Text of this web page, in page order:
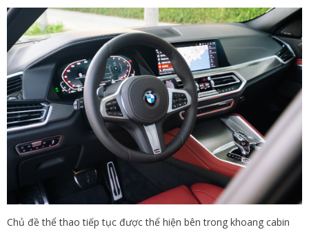
Chủ đề thể thao tiếp tục được thể hiện bên trong khoang cabin